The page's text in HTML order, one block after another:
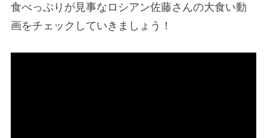
食べっぷりが見事なロシアン佐藤さんの大食い動
画をチェックしていきましょう！